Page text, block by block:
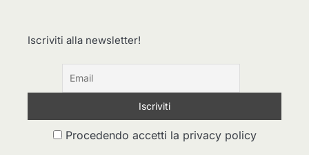
Iscriviti alla newsletter!
Procedendo accetti la privacy policy